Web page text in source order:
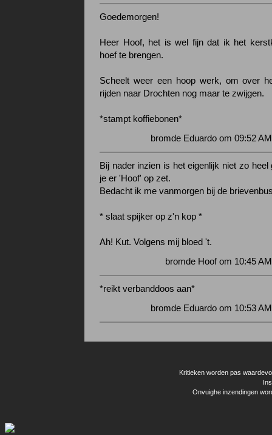
Goedemorgen!
Heer Hoof, het is wel fijn dat ik het
hoef te brengen.
Scheelt weer een hoop werk, om over
rijden naar Drochten nog maar te zwijgen.
*stampt koffiebonen*
bromde Eduardo om 09:52
Bij nader inzien is het eigenlijk niet zo heel
je er 'Hoof' op zet.
Bedacht ik me vanmorgen bij de
* slaat spijker op z'n kop *
Ah! Kut. Volgens mij bloed 't.
bromde Hoof om 10:45
*reikt verbanddoos aan*
bromde Eduardo om 10:53
Kritieken worden pas
Onvuighe inzendingen